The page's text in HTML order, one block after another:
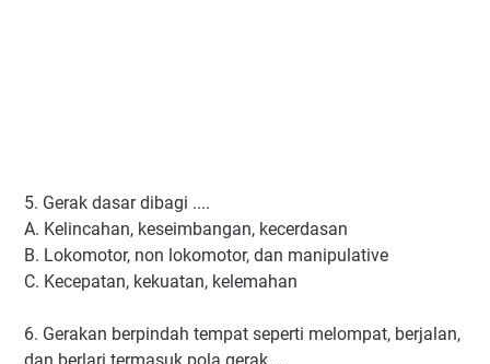
5. Gerak dasar dibagi ....
A. Kelincahan, keseimbangan, kecerdasan
B. Lokomotor, non lokomotor, dan manipulative
C. Kecepatan, kekuatan, kelemahan
6. Gerakan berpindah tempat seperti melompat, berjalan,